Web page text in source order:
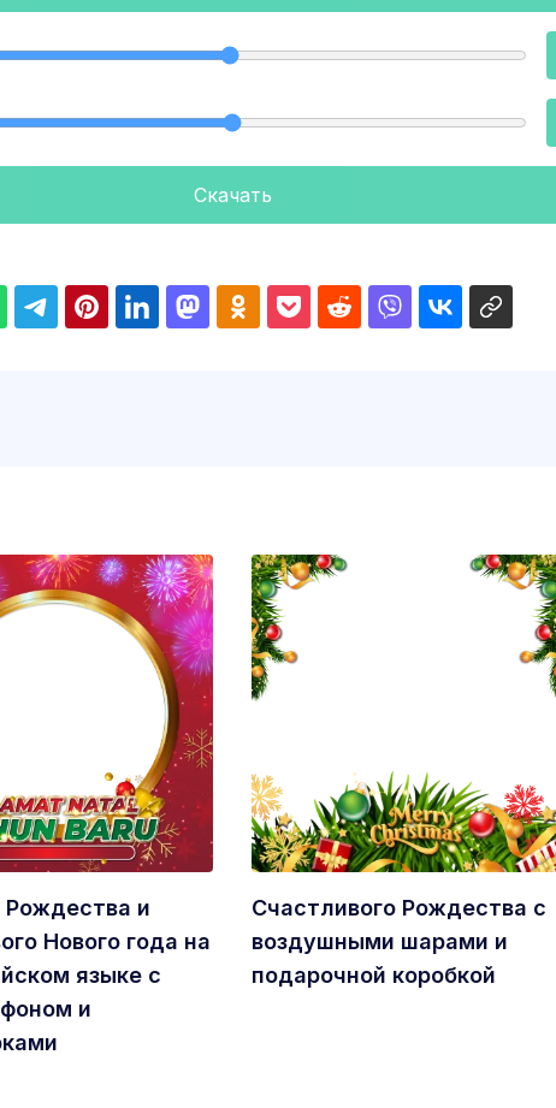
Скачать
Рождества и
Нового года на
языке с
и
Счастливого Рождества с
воздушными шарами и
подарочной коробкой